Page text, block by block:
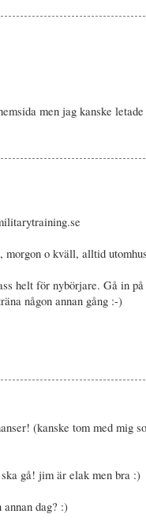
men jag kanske
o kväll, alltid
helt för nybörjare. Gå in
någon annan gång :-)
(kanske tom med mig
gå! jim är elak men bra :)
dag? :)